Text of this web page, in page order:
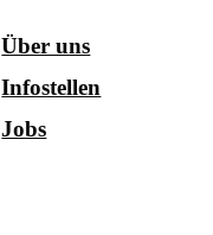
Über uns
Infostellen
Jobs